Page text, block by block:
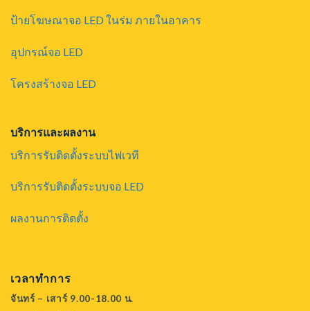
ป้ายโฆษณาจอ LED ในร่ม ภายในอาคาร
อุปกรณ์จอ LED
โครงสร้างจอ LED
บริการและผลงาน
บริการรับติดตั้งระบบไฟเวที
บริการรับติดตั้งระบบจอ LED
ผลงานการติดตั้ง
เวลาทำการ
จันทร์ – เสาร์ 9.00-18.00 น.